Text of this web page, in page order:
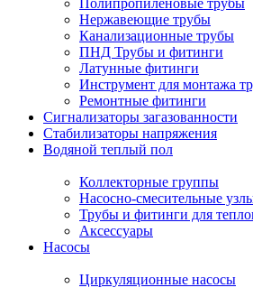
Полипропиленовые трубы
Нержавеющие трубы
Канализационные трубы
ПНД Трубы и фитинги
Латунные фитинги
Инструмент для монтажа
Ремонтные фитинги
Сигнализаторы загазованности
Стабилизаторы напряжения
Водяной теплый пол
Коллекторные группы
Насосно-смесительные
Трубы и фитинги для
Аксессуары
Насосы
Циркуляционные насосы